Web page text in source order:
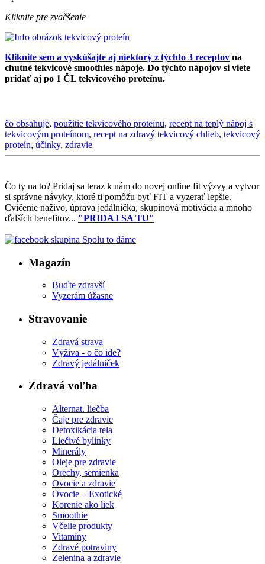
Kliknite pre zväčšenie
Kliknite sem a vyskúšajte aj niektorý z týchto 3 receptov na
chutné tekvicové smoothies nápoje. Do týchto nápojov si viete
pridať aj po 1 ČL tekvicového proteínu.
čo obsahuje, použitie tekvicového proteínu, recept na teplý nápoj s
tekvicovým proteínom, recept na zdravý tekvicový chlieb, tekvicový
proteín, účinky, zdravie
Čo ty na to? Pridaj sa teraz k nám do novej online fit výzvy a vytvor
si správne návyky, ktoré ti pomôžu byť FIT a vyzerať lepšie.
Cvičenie naživo, úprava jedálnička, skupinová motivácia a mnoho
ďalších benefitov... "PRIDAJ SA TU"
Magazín
Buďte zdravší
Vyzerám úžasne
Stravovanie
Zdravá strava
Výživa - o čo ide?
Zdravý jedálniček
Zdravá voľba
Alternat. liečba
Čaje pre zdravie
Detoxikácia tela
Liečivé bylinky
Minerály
Oleje pre zdravie
Orechy, semienka
Ovocie a zdravie
Ovocie – Exotické
Korenie ako liek
Smoothie
Včelie produkty
Vitamíny
Zdravé potraviny
Zelenina a zdravie